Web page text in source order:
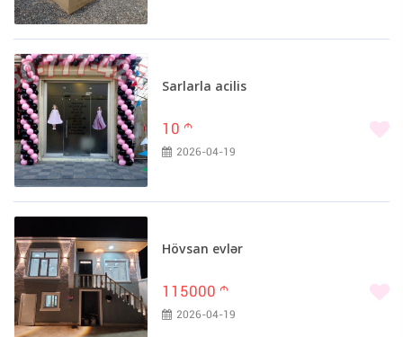
Sarlarla acilis
10 m
2026-04-19
Hövsan evlər
115000 m
2026-04-19